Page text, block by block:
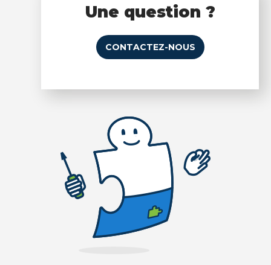
Une question ?
CONTACTEZ-NOUS